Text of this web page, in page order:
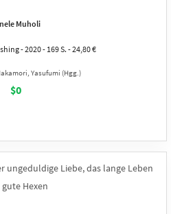
Muholi
- 2020 - 169 S. - 24,80 €
Yasufumi (Hgg.)
$0